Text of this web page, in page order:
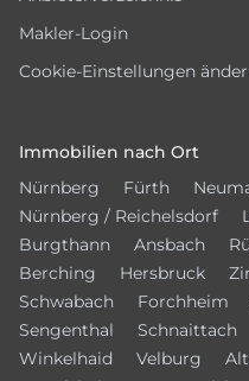
Makler-Login
Cookie-Einstellungen
Immobilien nach Ort
Nürnberg
Fürth
Nürnberg / Reichelsdorf
Burgthann
Ansbach
Berching
Hersbruck
Schwabach
Forchheim
Sengenthal
Schnaittach
Winkelhaid
Velburg